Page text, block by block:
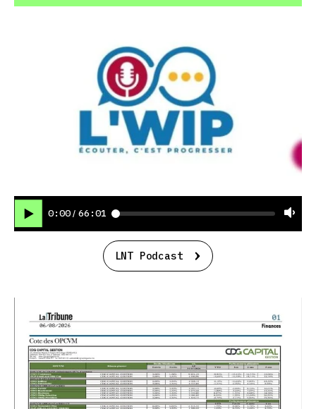
0:00 / 66:01
LNT Podcast